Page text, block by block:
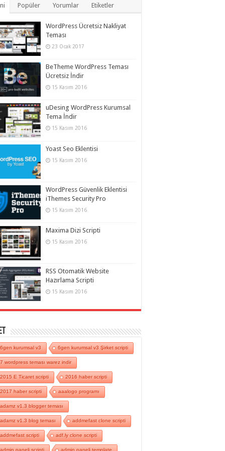
Popüler Yorumlar Etiketler
WordPress Ücretsiz Nakliyat
Teması
23 Ocak 2017
BeTheme WordPress Teması
Ücretsiz İndir
15 Kasım 2016
uDesing WordPress Kurumsal
Tema İndir
15 Kasım 2016
Yoast Seo Eklentisi
15 Kasım 2016
WordPress Güvenlik Eklentisi
iThemes Security Pro
15 Kasım 2016
Maxima Dizi Scripti
15 Kasım 2016
RSS Otomatik Website
Hazırlama Scripti
15 Kasım 2016
6gen kurumsal v3 6gen kurumsal v3 Şirket scripti
7 wordpress teması warez indir
2015 E Ticaret scripti 2016 haber scripti
2017 haber scripti aaalogo programı
adamz v1.3 blogger teması
adamz v1.3 blog teması addmefast clone scripti
addmefast scripti adf.ly clone scripti
admin paneli scripti admin paneli template